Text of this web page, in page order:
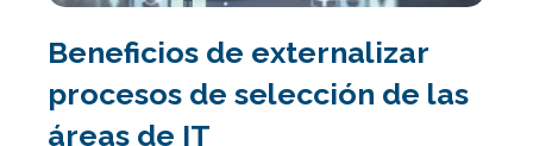
Beneficios de externalizar
procesos de selección de las
áreas de IT